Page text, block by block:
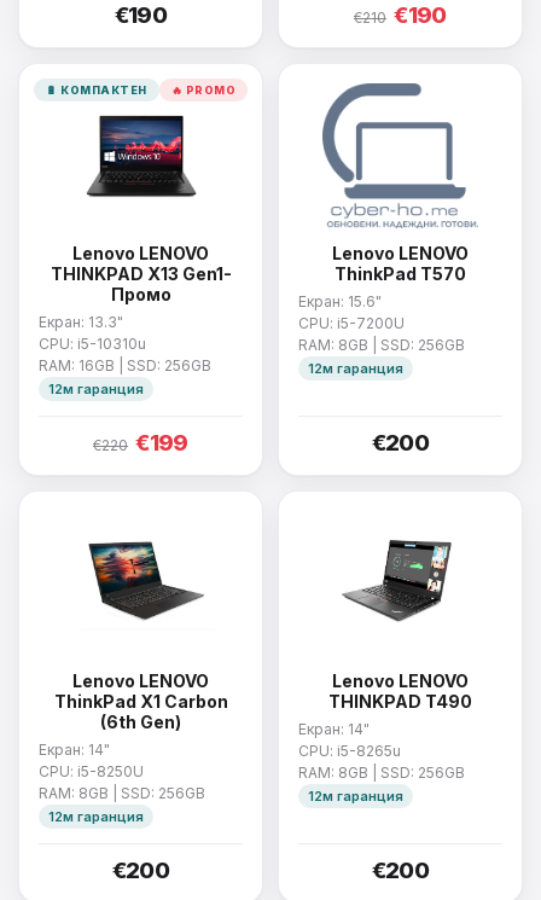
€190 €210 €190
🔥 PROMO
🔋 КОМПАКТЕН
Lenovo LENOVO
THINKPAD X13 Gen1-
Промо
Екран: 13.3"
CPU: i5-10310u
RAM: 16GB | SSD: 256GB
12м гаранция
€220 €199
Lenovo LENOVO
ThinkPad T570
Екран: 15.6"
CPU: i5-7200U
RAM: 8GB | SSD: 256GB
12м гаранция
€200
Lenovo LENOVO
ThinkPad X1 Carbon
(6th Gen)
Екран: 14"
CPU: i5-8250U
RAM: 8GB | SSD: 256GB
12м гаранция
€200
Lenovo LENOVO
THINKPAD T490
Екран: 14"
CPU: i5-8265u
RAM: 8GB | SSD: 256GB
12м гаранция
€200